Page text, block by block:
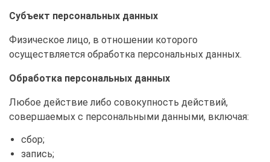
Субъект персональных данных
Физическое лицо, в отношении которого
осуществляется обработка персональных данных.
Обработка персональных данных
Любое действие либо совокупность действий,
совершаемых с персональными данными, включая:
сбор;
запись;